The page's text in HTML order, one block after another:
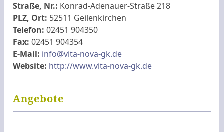
Straße, Nr.: Konrad-Adenauer-Straße 218
PLZ, Ort: 52511 Geilenkirchen
Telefon: 02451 904350
Fax: 02451 904354
E-Mail: info@vita-nova-gk.de
Website: http://www.vita-nova-gk.de
Angebote